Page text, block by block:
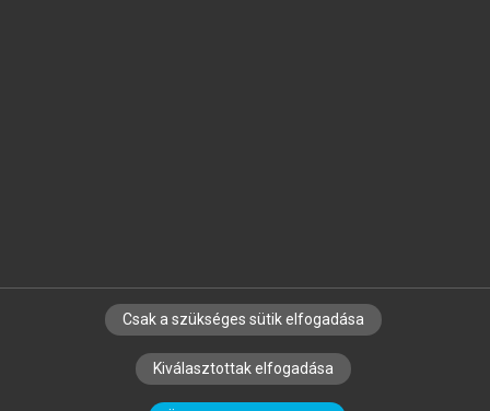
SZERZŐKNEK CÉGEKNEK KÖNYVTÁROSOKNAK
SZERKESZTÉSI ÉS LEKTORÁLÁSI ALAPELVEK
Csak a szükséges sütik elfogadása
Kiválasztottak elfogadása